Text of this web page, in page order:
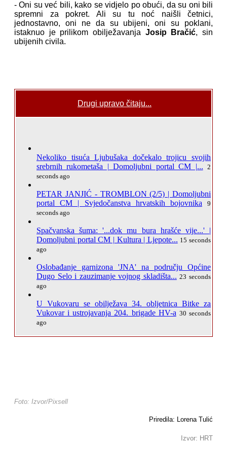
- Oni su već bili, kako se vidjelo po obući, da su oni bili
spremni za pokret. Ali su tu noć naišli četnici,
jednostavno, oni ne da su ubijeni, oni su poklani,
istaknuo je prilikom obilježavanja Josip Bračić, sin
ubijenih civila.
Drugi upravo čitaju...
Nekoliko tisuća Ljubušaka dočekalo trojicu svojih
srebrnih rukometaša | Domoljubni portal CM |...
2
seconds ago
PETAR JANJIĆ - TROMBLON (2/5) | Domoljubni
portal CM | Svjedočanstva hrvatskih bojovnika
9
seconds ago
Spačvanska šuma: '...dok mu bura hrašće vije...' |
Domoljubni portal CM | Kultura | Ljepote... 15 seconds
ago
Oslobađanje garnizona 'JNA' na području Općine
Dugo Selo i zauzimanje vojnog skladišta... 23 seconds
ago
U Vukovaru se obilježava 34. obljetnica Bitke za
Vukovar i ustrojavanja 204. brigade HV-a 30 seconds
ago
Foto: Izvor/Pixsell
Priredila: Lorena Tulić
Izvor: HRT